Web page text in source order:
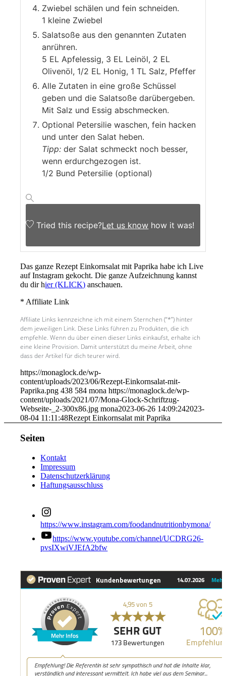
Zwiebel schälen und fein schneiden.
1 kleine Zwiebel
Salatsoße aus den genannten Zutaten
anrühren.
5 EL Apfelessig, 3 EL Leinöl, 2 EL
Olivenöl, 1/2 EL Honig, 1 TL Salz, Pfeffer
Alle Zutaten in eine große Schüssel
geben und die Salatsoße darübergeben.
Mit Salz und Essig abschmecken.
Optional Petersilie waschen, fein hacken
und unter den Salat heben.
Tipp: der Salat schmeckt noch besser,
wenn erdurchgezogen ist.
1/2 Bund Petersilie (optional)
Tried this recipe?Let us know how it was!
Das ganze Rezept Einkornsalat mit Paprika habe ich Live
auf Instagram gekocht. Die ganze Aufzeichnung kannst
du dir hier (KLICK) anschauen.
* Affiliate Link
Affiliate Links kennzeichne ich mit einem Sternchen (“*”) hinter
dem jeweiligen Link. Diese Links führen zu Produkten, die ich
empfehle. Wenn du über einen dieser Links einkaufst, erhalte ich
eine kleine Provision. Damit unterstützt du meine Arbeit, ohne
dass der Artikel für dich teurer wird.
https://monaglock.de/wp-
content/uploads/2023/06/Rezept-Einkornsalat-mit-
Paprika.png 438 584 mona https://monaglock.de/wp-
content/uploads/2021/07/Mona-Glock-Schriftzug-
Webseite-_2-300x86.jpg mona2023-06-26 14:09:242023-
08-04 11:11:48Rezept Einkornsalat mit Paprika
Seiten
Kontakt
Impressum
Datenschutzerklärung
Haftungsausschluss
https://www.instagram.com/foodandnutritionbymona/
https://www.youtube.com/channel/UCDRG26-
pvsIXwiVJEfA2bfw